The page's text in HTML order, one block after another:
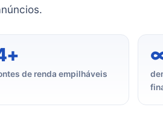
de renda empilháveis